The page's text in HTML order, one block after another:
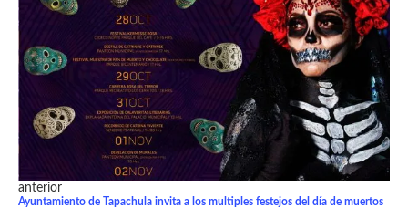
anterior
Ayuntamiento de Tapachula invita a los multiples festejos del día de muertos